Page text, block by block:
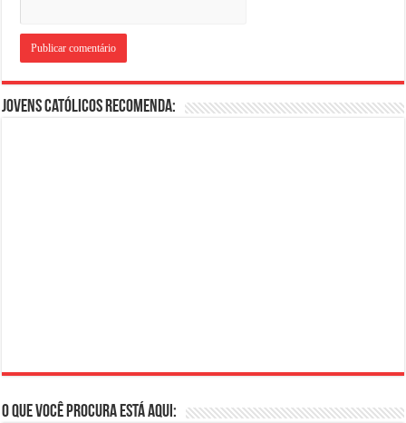
Jovens Católicos Recomenda:
O que você procura está aqui: